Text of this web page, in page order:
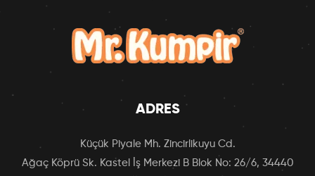
ADRES
Küçük Piyale Mh. Zincirlikuyu Cd.
Ağaç Köprü Sk. Kastel İş Merkezi B Blok No: 26/6, 34440